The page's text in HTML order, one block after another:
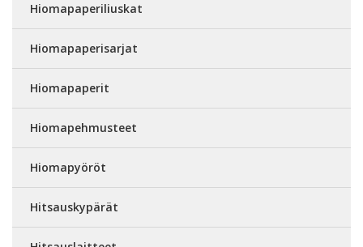
Hiomapaperiliuskat
Hiomapaperisarjat
Hiomapaperit
Hiomapehmusteet
Hiomapyöröt
Hitsauskypärät